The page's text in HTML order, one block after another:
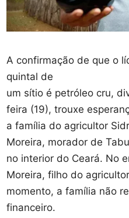
A confirmação de que o
quintal de
um sítio é petróleo cru,
feira (19), trouxe
a família do agricultor
Moreira, morador de
no interior do Ceará. No
Moreira, filho do
momento, a família não
financeiro.